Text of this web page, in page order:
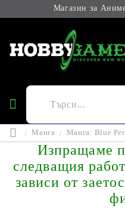
Магазин за
Манга Манга: Blue
Изпращаме
следващия
зависи от